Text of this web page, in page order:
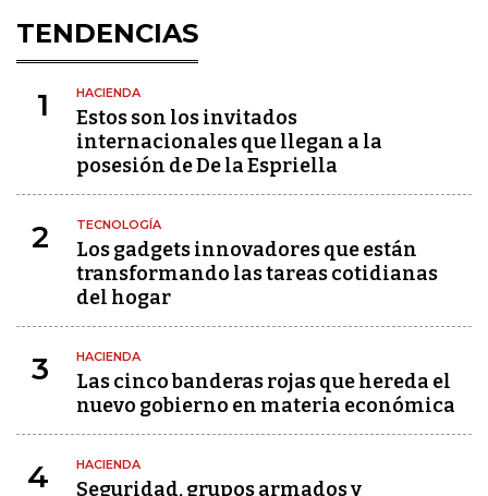
TENDENCIAS
1 HACIENDA
Estos son los invitados
internacionales que llegan a la
posesión de De la Espriella
2 TECNOLOGÍA
Los gadgets innovadores que están
transformando las tareas cotidianas
del hogar
3 HACIENDA
Las cinco banderas rojas que hereda el
nuevo gobierno en materia económica
4 HACIENDA
Seguridad, grupos armados y